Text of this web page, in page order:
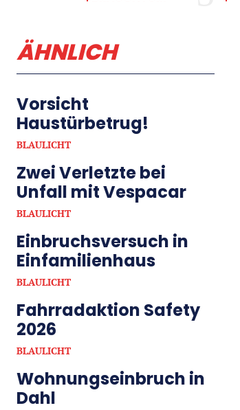
ÄHNLICH
Vorsicht
Haustürbetrug!
BLAULICHT
Zwei Verletzte bei
Unfall mit Vespacar
BLAULICHT
Einbruchsversuch in
Einfamilienhaus
BLAULICHT
Fahrradaktion Safety
2026
BLAULICHT
Wohnungseinbruch in
Dahl